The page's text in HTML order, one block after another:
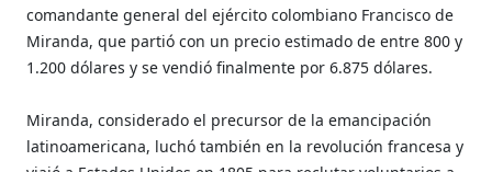
comandante general del ejército colombiano Francisco de
Miranda, que partió con un precio estimado de entre 800 y
1.200 dólares y se vendió finalmente por 6.875 dólares.
Miranda, considerado el precursor de la emancipación
latinoamericana, luchó también en la revolución francesa y